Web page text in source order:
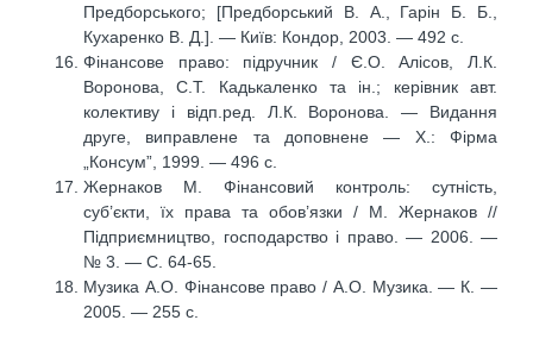
Предборського; [Предборський В. А., Гарін Б. Б.,
Кухаренко В. Д.]. — Київ: Кондор, 2003. — 492 с.
Фінансове право: підручник / Є.О. Алісов, Л.К.
Воронова, С.Т. Кадькаленко та ін.; керівник авт.
колективу і відп.ред. Л.К. Воронова. — Видання
друге, виправлене та доповнене — Х.: Фірма
„Консум”, 1999. — 496 с.
Жернаков М. Фінансовий контроль: сутність,
суб’єкти, їх права та обов’язки / М. Жернаков //
Підприємництво, господарство і право. — 2006. —
№ 3. — С. 64-65.
Музика А.О. Фінансове право / А.О. Музика. — К. —
2005. — 255 с.